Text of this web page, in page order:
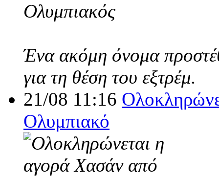
Ένα ακόμη όνομα
για τη θέση του εξτρέμ.
21/08 11:16
Ολυμπιακό